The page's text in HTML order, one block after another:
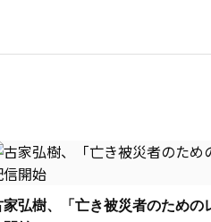
家弘樹、「亡き被災者のための